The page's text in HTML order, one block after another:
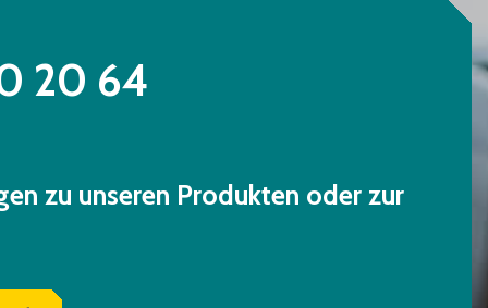
20 64
zu unseren Produkten oder zur